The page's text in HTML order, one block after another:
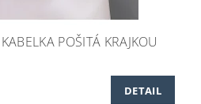
POŠITÁ KRAJKOU
DETAIL